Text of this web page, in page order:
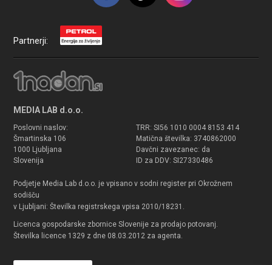
Partnerji:
MEDIA LAB d.o.o.
Poslovni naslov:
Šmartinska 106
1000 Ljubljana
Slovenija
TRR: SI56 1010 0004 8153 414
Matična številka: 3740862000
Davčni zavezanec: da
ID za DDV: SI27330486
Podjetje Media Lab d.o.o. je vpisano v sodni register pri Okrožnem
sodišču
v Ljubljani: Številka registrskega vpisa 2010/18231.
Licenca gospodarske zbornice Slovenije za prodajo potovanj.
Številka licence 1329 z dne 08.03.2012 za agenta.